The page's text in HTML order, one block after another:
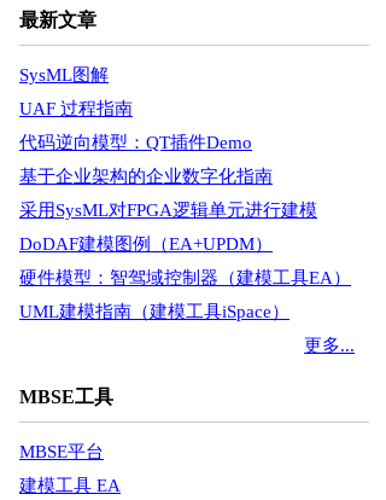
最新文章
SysML图解
UAF 过程指南
代码逆向模型：QT插件Demo
基于企业架构的企业数字化指南
采用SysML对FPGA逻辑单元进行建模
DoDAF建模图例（EA+UPDM）
硬件模型：智驾域控制器（建模工具EA）
UML建模指南（建模工具iSpace）
更多...
MBSE工具
MBSE平台
建模工具 EA